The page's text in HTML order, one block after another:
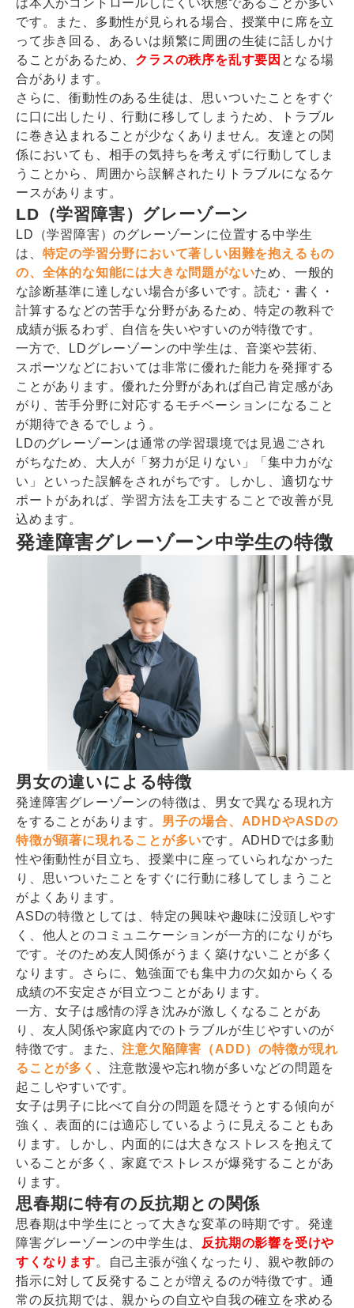
は本人がコントロールしにくい状態であることが多い
です。また、多動性が見られる場合、授業中に席を立
って歩き回る、あるいは頻繁に周囲の生徒に話しかけ
ることがあるため、 クラスの秩序を乱す要因 となる場
合があります。
さらに、衝動性のある生徒は、思いついたことをすぐ
に口に出したり、行動に移してしまうため、トラブル
に巻き込まれることが少なくありません。友達との関
係においても、相手の気持ちを考えずに行動してしま
うことから、周囲から誤解されたりトラブルになるケ
ースがあります。
LD（学習障害）グレーゾーン
LD（学習障害）のグレーゾーンに位置する中学生
は、 特定の学習分野において著しい困難を抱えるもの
の、全体的な知能には大きな問題がないため、一般的
な診断基準に達しない場合が多いです。読む・書く・
計算するなどの苦手な分野があるため、特定の教科で
成績が振るわず、自信を失いやすいのが特徴です。
一方で、LDグレーゾーンの中学生は、音楽や芸術、
スポーツなどにおいては非常に優れた能力を発揮する
ことがあります。優れた分野があれば自己肯定感があ
がり、苦手分野に対応するモチベーションになること
が期待できるでしょう。
LDのグレーゾーンは通常の学習環境では見過ごされ
がちなため、大人が「努力が足りない」「集中力がな
い」といった誤解をされがちです。しかし、適切なサ
ポートがあれば、学習方法を工夫することで改善が見
込めます。
発達障害グレーゾーン中学生の特徴
男女の違いによる特徴
発達障害グレーゾーンの特徴は、男女で異なる現れ方
をすることがあります。 男子の場合、ADHDやASDの
特徴が顕著に現れることが多いです。ADHDでは多動
性や衝動性が目立ち、授業中に座っていられなかった
り、思いついたことをすぐに行動に移してしまうこと
がよくあります。
ASDの特徴としては、特定の興味や趣味に没頭しやす
く、他人とのコミュニケーションが一方的になりがち
です。そのため友人関係がうまく築けないことが多く
なります。さらに、勉強面でも集中力の欠如からくる
成績の不安定さが目立つことがあります。
一方、女子は感情の浮き沈みが激しくなることがあ
り、友人関係や家庭内でのトラブルが生じやすいのが
特徴です。また、注意欠陥障害（ADD）の特徴が現れ
ることが多く
、注意散漫や忘れ物が多いなどの問題を
起こしやすいです。
女子は男子に比べて自分の問題を隠そうとする傾向が
強く、表面的には適応しているように見えることもあ
ります。しかし、内面的には大きなストレスを抱えて
いることが多く、家庭でストレスが爆発することがあ
ります。
思春期に特有の反抗期との関係
思春期は中学生にとって大きな変革の時期です。発達
障害グレーゾーンの中学生は、
反抗期の影響を受けや
すくなります。自己主張が強くなったり、親や教師の
指示に対して反発することが増えるのが特徴です。通
常の反抗期では、親からの自立や自我の確立を求める